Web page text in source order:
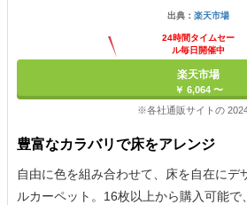
出典： 楽天市場
24時間タイムセー
ル毎日開催中
楽天市場
￥ 6,064 〜
※各社通販サイトの
豊富なカラバリで床をアレンジ
自由に色を組み合わせて、床を自在にデ
ルカーペット。16枚以上から購入可能で